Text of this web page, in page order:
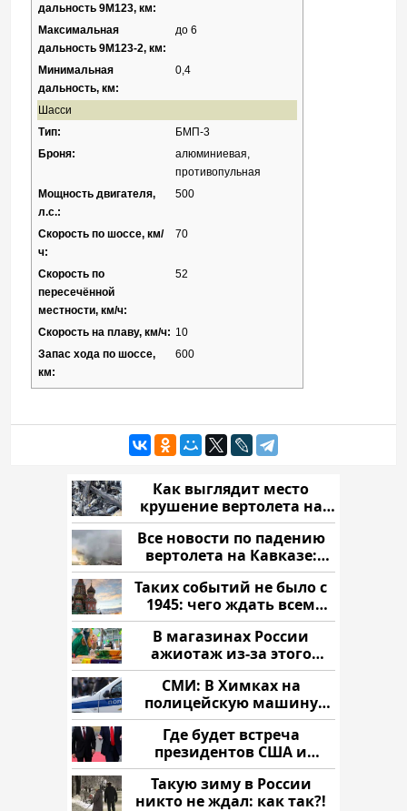
дальность 9М123, км:
Максимальная
дальность 9М123-2, км:
до 6
Минимальная
дальность, км:
0,4
Шасси
Тип:
БМП-3
Броня:
алюминиевая,
противопульная
Мощность двигателя,
л.с.:
500
Скорость по шоссе, км/
ч:
70
Скорость по
пересечённой
местности, км/ч:
52
Скорость на плаву, км/ч: 10
Запас хода по шоссе,
км:
600
Как выглядит место
крушение вертолета на
Кавказе: смотреть
Все новости по падению
вертолета на Кавказе:
читать здесь
Таких событий не было с
1945: чего ждать всем
нам?
В магазинах России
ажиотаж из-за этого
продукта: что купить?
СМИ: В Химках на
полицейскую машину
напали и подожгли.
Где будет встреча
президентов США и
России: Европа?
Такую зиму в России
никто не ждал: как так?!